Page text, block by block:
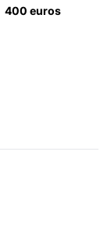
400 euros